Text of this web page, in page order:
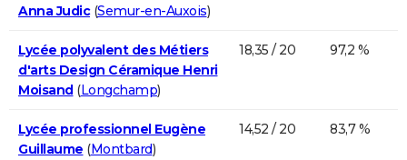
Anna Judic(Semur-en-Auxois)
Lycée polyvalent des Métiers
d'arts Design Céramique Henri
Moisand(Longchamp)
18,35 / 20 97,2 %
Lycée professionnel Eugène
Guillaume (Montbard)
14,52 / 20 83,7 %